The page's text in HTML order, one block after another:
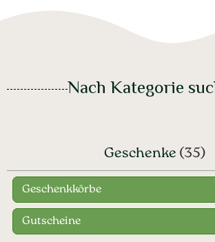
Nach Kategorie
Geschenke (35)
Geschenkkörbe
Gutscheine